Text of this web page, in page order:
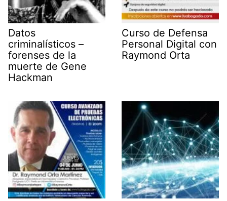
Datos
criminalísticos –
forenses de la
muerte de Gene
Hackman
Curso de Defensa
Personal Digital con
Raymond Orta